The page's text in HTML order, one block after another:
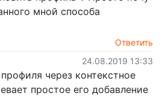
мной способа
Ответить
24.08.2019 13:33
через контекстное
простое его добавление